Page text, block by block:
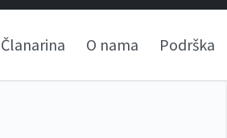
Članarina O nama Podrška